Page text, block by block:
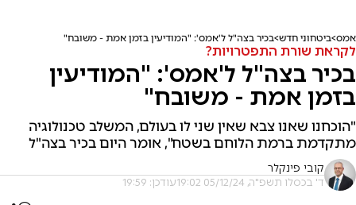
אמס ביטחוני חדש בכיר בצה"ל ל'אמס': "המודיעין בזמן אמת - משובח"
לקראת שורת התפטרויות?
בכיר בצה"ל ל'אמס': "המודיעין
בזמן אמת - משובח"
"הוכחנו שאנו צבא שאין שני לו בעולם, המשלב טכנולוגיה
מתקדמת ברמת הלוחם בשטח", אומר היום בכיר בצה"ל
קובי פינקלר
ד' בכסלו תשפ"ה, 05/12/24 19:02 עודכן: 19:59